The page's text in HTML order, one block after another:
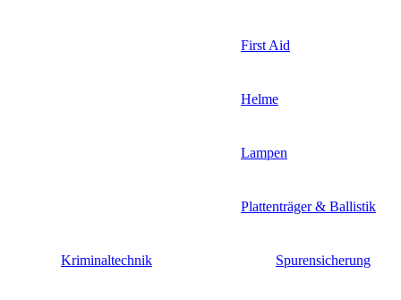
First Aid
Helme
Lampen
Plattenträger & Ballistik
Kriminaltechnik Spurensicherung